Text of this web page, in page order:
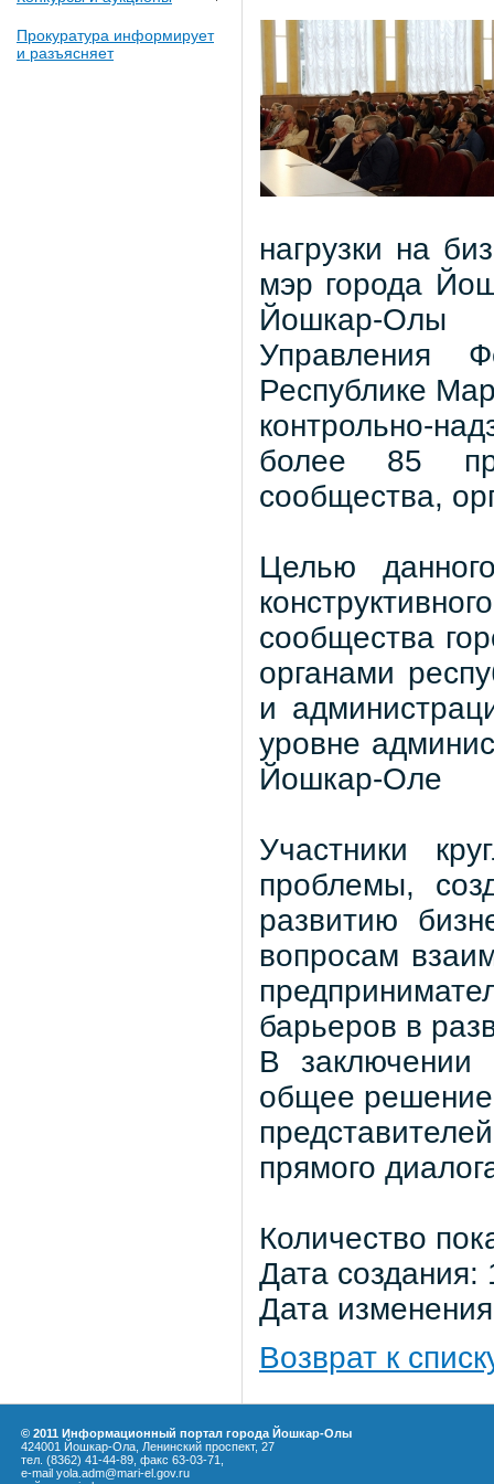
Прокуратура информирует
и разъясняет
нагрузки на
мэр города
Йошкар-Олы
Управления
Республике
контрольно-
более 85
сообщества,
Целью
сообщества
органами
и
уровне
Йошкар-Оле
Участники
проблемы,
развитию
вопросам
барьеров в
В заключении
общее решение
прямого
Количество
Дата
Дата
Возврат к
© 2011 Информационный портал города Йошкар-Олы
424001 Йошкар-Ола, Ленинский проспект, 27
тел. (8362) 41-44-89, факс 63-03-71,
e-mail yola.adm@mari-el.gov.ru